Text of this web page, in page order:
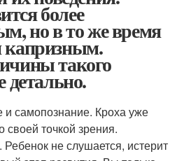
более
но в то же время
капризным.
такого
детально.
и самопознание. Кроха уже
своей точкой зрения.
не слушается, истерит